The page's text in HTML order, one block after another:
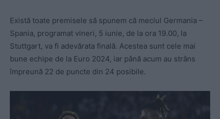
Există toate premisele să spunem că meciul Germania –
Spania, programat vineri, 5 iunie, de la ora 19.00, la
Stuttgart, va fi adevărata finală. Acestea sunt cele mai
bune echipe de la Euro 2024, iar până acum au strâns
împreună 22 de puncte din 24 posibile.